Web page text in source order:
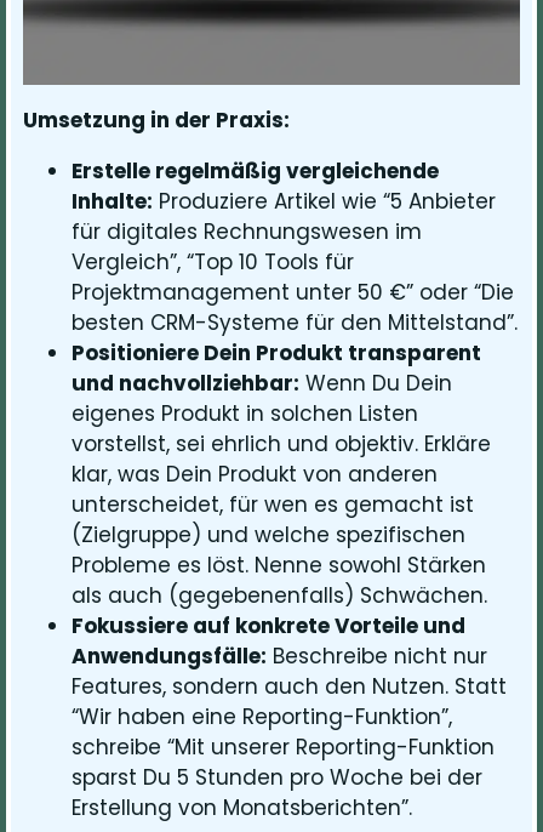
Umsetzung in der Praxis:
Erstelle regelmäßig vergleichende
Inhalte: Produziere Artikel wie “5 Anbieter
für digitales Rechnungswesen im
Vergleich”, “Top 10 Tools für
Projektmanagement unter 50 €” oder “Die
besten CRM-Systeme für den Mittelstand”.
Positioniere Dein Produkt transparent
und nachvollziehbar: Wenn Du Dein
eigenes Produkt in solchen Listen
vorstellst, sei ehrlich und objektiv. Erkläre
klar, was Dein Produkt von anderen
unterscheidet, für wen es gemacht ist
(Zielgruppe) und welche spezifischen
Probleme es löst. Nenne sowohl Stärken
als auch (gegebenenfalls) Schwächen.
Fokussiere auf konkrete Vorteile und
Anwendungsfälle: Beschreibe nicht nur
Features, sondern auch den Nutzen. Statt
“Wir haben eine Reporting-Funktion”,
schreibe “Mit unserer Reporting-Funktion
sparst Du 5 Stunden pro Woche bei der
Erstellung von Monatsberichten”.